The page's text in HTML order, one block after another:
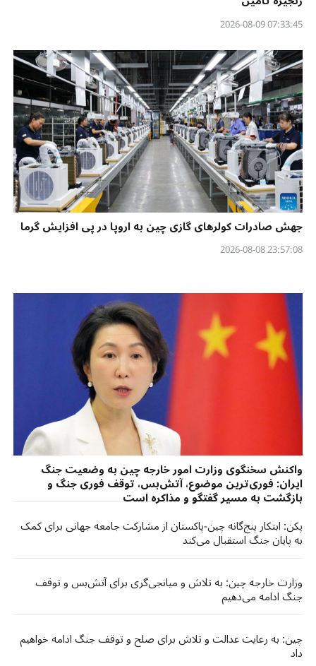
07:33:45 2026-08-09
جهش صادرات کولرهای گازی چین به اروپا در پی افزایش گرما
23:57:08 2026-08-08
واکنش سخنگوی وزارت امور خارجه چین به وضعیت جنگ
ایران: فوری‌ترین موضوع، آتش‌بس، توقف فوری جنگ و
بازگشت به مسیر گفتگو و مذاکره است
پکن: ابتکار پنج‌گانه چین-پاکستان از مشارکت جامعه جهانی برای کمک
به پایان جنگ استقبال می‌کند
وزارت خارجه چین: به تلاش و میانجی‌گری برای آتش‌بس و توقف
جنگ ادامه می‌دهیم
چین: به رعایت عدالت و تلاش برای صلح و توقف جنگ ادامه خواهیم
داد